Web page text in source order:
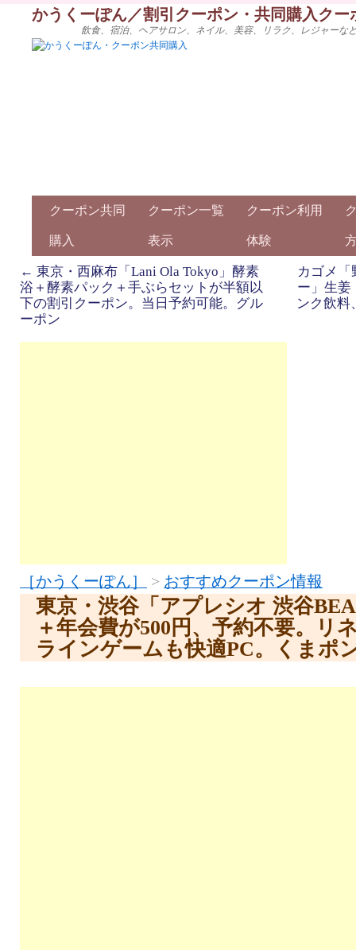
かうくーぽん／割引クーポン・共同購入ク
飲食、宿泊、ヘアサロン、ネイル、美容、リラク、レジャー
クーポン共同
購入
クーポン一覧
表示
クーポン利用
体験
← 東京・西麻布「Lani Ola Tokyo」酵素
浴＋酵素パック＋手ぶらセットが半額以
下の割引クーポン。当日予約可能。グル
ーポン
カゴメ
ー」生姜
ンク飲料
［かうくーぽん］ > おすすめクーポン情報
東京・渋谷「アプレシオ 渋谷
＋年会費が500円、予約不要。リ
ラインゲームも快適PC。くまポ